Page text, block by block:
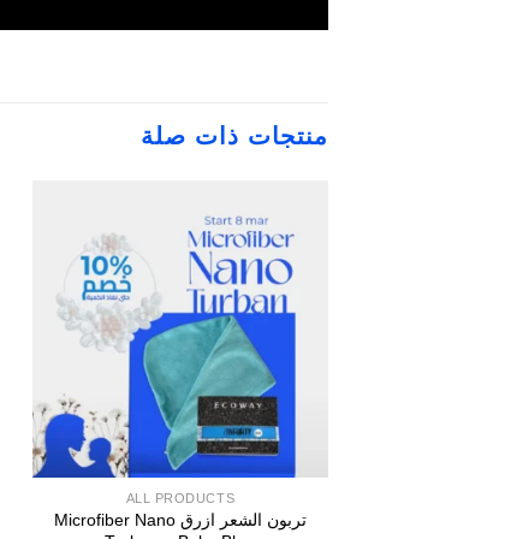
منتجات ذات صلة
ALL PRODUCTS
تربون الشعر ازرق Microfiber Nano